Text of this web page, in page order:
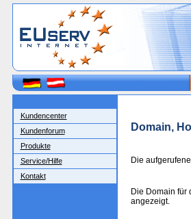
Kundencenter
Kundenforum
Produkte
Service/Hilfe
Kontakt
Domain,
Die
Die Domain für
angezeigt.